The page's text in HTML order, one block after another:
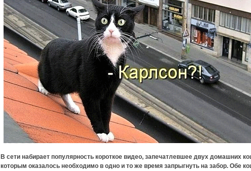
В сети набирает популярность короткое видео, запечатлевшее двух домашних
которым оказалось необходимо в одно и то же время запрыгнуть на забор. Обе